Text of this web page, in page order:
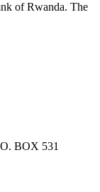
of Rwanda. The
BOX 531